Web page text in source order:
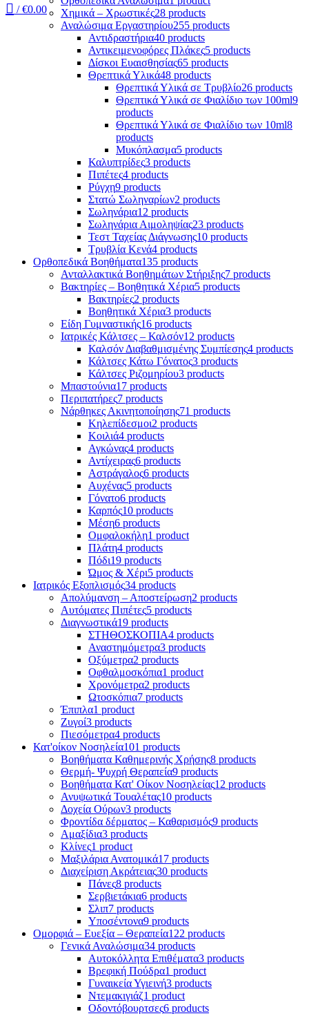
/ €0.00
Χημικά – Χρωστικές28 products
Αναλώσιμα Εργαστηρίου255 products
Αντιδραστήρια40 products
Αντικειμενοφόρες Πλάκες5 products
Δίσκοι Ευαισθησίας65 products
Θρεπτικά Υλικά48 products
Θρεπτικά Υλικά σε Τρυβλίο26 products
Θρεπτικά Υλικά σε Φιαλίδιο των 100ml9
products
Θρεπτικά Υλικά σε Φιαλίδιο των 10ml8
products
Μυκόπλασμα5 products
Καλυπτρίδες3 products
Πιπέτες4 products
Ρύγχη9 products
Στατώ Σωληναρίων2 products
Σωληνάρια12 products
Σωληνάρια Αιμοληψίας23 products
Τεστ Ταχείας Διάγνωσης10 products
Τρυβλία Κενά4 products
Ορθοπεδικά Βοηθήματα135 products
Ανταλλακτικά Βοηθημάτων Στήριξης7 products
Βακτηρίες – Βοηθητικά Χέρια5 products
Βακτηρίες2 products
Βοηθητικά Χέρια3 products
Είδη Γυμναστικής16 products
Ιατρικές Κάλτσες – Καλσόν12 products
Καλσόν Διαβαθμισμένης Συμπίεσης4 products
Κάλτσες Κάτω Γόνατος3 products
Κάλτσες Ριζομηρίου3 products
Μπαστούνια17 products
Περιπατήρες7 products
Νάρθηκες Ακινητοποίησης71 products
Κηλεπίδεσμοι2 products
Κοιλιά4 products
Αγκώνας4 products
Αντίχειρας6 products
Αστράγαλος6 products
Αυχένας5 products
Γόνατο6 products
Καρπός10 products
Μέση6 products
Ομφαλοκήλη1 product
Πλάτη4 products
Πόδι19 products
Ώμος & Χέρι5 products
Ιατρικός Εξοπλισμός34 products
Απολύμανση – Αποστείρωση2 products
Αυτόματες Πιπέτες5 products
Διαγνωστικά19 products
ΣΤΗΘΟΣΚΟΠΙΑ4 products
Αναστημόμετρα3 products
Οξύμετρα2 products
Οφθαλμοσκόπια1 product
Χρονόμετρα2 products
Ωτοσκόπια7 products
Έπιπλα1 product
Ζυγοί3 products
Πιεσόμετρα4 products
Κατ'οίκον Νοσηλεία101 products
Βοηθήματα Καθημερινής Χρήσης8 products
Θερμή- Ψυχρή Θεραπεία9 products
Βοηθήματα Κατ' Οίκον Νοσηλείας12 products
Ανυψωτικά Τουαλέτας10 products
Δοχεία Ούρων3 products
Φροντίδα δέρματος – Καθαρισμός9 products
Αμαξίδια3 products
Κλίνες1 product
Μαξιλάρια Ανατομικά17 products
Διαχείριση Ακράτειας30 products
Πάνες8 products
Σερβιετάκια6 products
Σλιπ7 products
Υποσέντονα9 products
Ομορφιά – Ευεξία – Θεραπεία122 products
Γενικά Αναλώσιμα34 products
Αυτοκόλλητα Επιθέματα3 products
Βρεφική Πούδρα1 product
Γυναικεία Υγιεινή3 products
Ντεμακιγιάζ1 product
Οδοντόβουρτσες6 products